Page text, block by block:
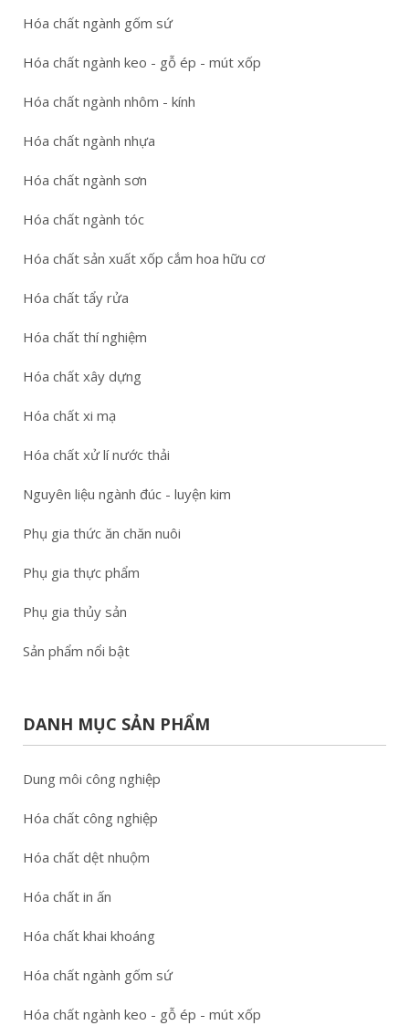
Hóa chất ngành gốm sứ
Hóa chất ngành keo - gỗ ép - mút xốp
Hóa chất ngành nhôm - kính
Hóa chất ngành nhựa
Hóa chất ngành sơn
Hóa chất ngành tóc
Hóa chất sản xuất xốp cắm hoa hữu cơ
Hóa chất tẩy rửa
Hóa chất thí nghiệm
Hóa chất xây dựng
Hóa chất xi mạ
Hóa chất xử lí nước thải
Nguyên liệu ngành đúc - luyện kim
Phụ gia thức ăn chăn nuôi
Phụ gia thực phẩm
Phụ gia thủy sản
Sản phẩm nổi bật
DANH MỤC SẢN PHẨM
Dung môi công nghiệp
Hóa chất công nghiệp
Hóa chất dệt nhuộm
Hóa chất in ấn
Hóa chất khai khoáng
Hóa chất ngành gốm sứ
Hóa chất ngành keo - gỗ ép - mút xốp